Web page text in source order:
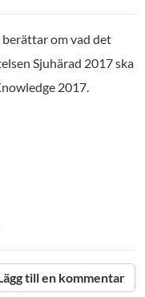
om vad det
Sjuhärad 2017 ska
2017.
till en kommentar